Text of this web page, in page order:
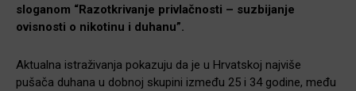
sloganom “Razotkrivanje privlačnosti – suzbijanje
ovisnosti o nikotinu i duhanu”.
Aktualna istraživanja pokazuju da je u Hrvatskoj najviše
pušača duhana u dobnoj skupini između 25 i 34 godine, među